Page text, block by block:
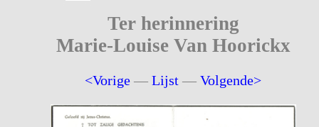
Ter herinnering
Marie-Louise Van Hoorickx
<Vorige —Lijst —Volgende>